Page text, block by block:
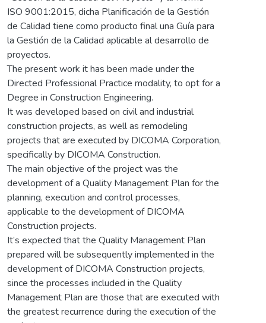
ISO 9001:2015, dicha Planificación de la Gestión
de Calidad tiene como producto final una Guía para
la Gestión de la Calidad aplicable al desarrollo de
proyectos.
The present work it has been made under the
Directed Professional Practice modality, to opt for a
Degree in Construction Engineering.
It was developed based on civil and industrial
construction projects, as well as remodeling
projects that are executed by DICOMA Corporation,
specifically by DICOMA Construction.
The main objective of the project was the
development of a Quality Management Plan for the
planning, execution and control processes,
applicable to the development of DICOMA
Construction projects.
It’s expected that the Quality Management Plan
prepared will be subsequently implemented in the
development of DICOMA Construction projects,
since the processes included in the Quality
Management Plan are those that are executed with
the greatest recurrence during the execution of the